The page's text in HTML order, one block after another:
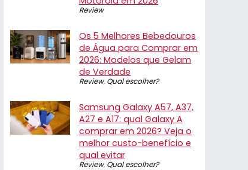
Review
Os 5 Melhores Bebedouros
de Água para Comprar em
2026: Modelos que Gelam
de Verdade
Review, Qual escolher?
Samsung Galaxy A57, A37,
A27 e A17: qual Galaxy A
comprar em 2026? Veja o
melhor custo-benefício e
qual evitar
Review, Qual escolher?